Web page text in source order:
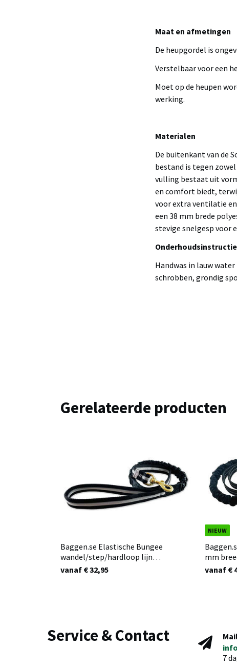
Maat en afmetingen
De heupgordel is
Verstelbaar voor een
Moet op de heupen
werking.
Materialen
De buitenkant van de
bestand is tegen
vulling bestaat uit
en comfort biedt,
voor extra ventilatie
een 38 mm brede
stevige snelgesp voor
Handwas in lauw
schrobben, grondig
Gerelateerde producten
Baggen.se Elastische Bungee
wandel/step/hardloop lijn
Zwart/grijs
vanaf € 32,95
NIEUW
mm
lengtes)
vanaf €
Service & Contact
7